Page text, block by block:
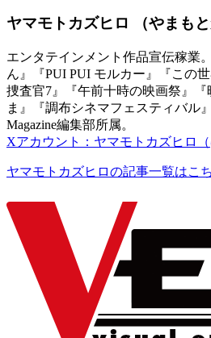
ヤマモトカズヒロ （やまも
エンタテインメント作品宣伝稼業
ん』『PUI PUI モルカー』『この
捜査官7』『午前十時の映画祭』
ま』『調布シネマフェスティバル
Magazine編集部所属。
Xアカウント：ヤマモトカズヒロ（
ヤマモトカズヒロの記事一覧はこ